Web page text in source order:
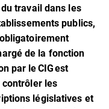
travail dans les
publics,
de la fonction
par le CIG est
les
législatives et